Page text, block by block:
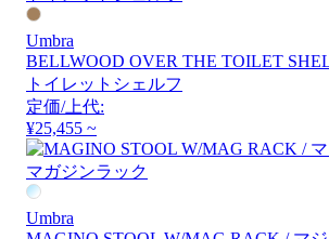
Umbra
BELLWOOD OVER THE TOILET
トイレットシェルフ
定価/上代:
¥25,455 ~
Umbra